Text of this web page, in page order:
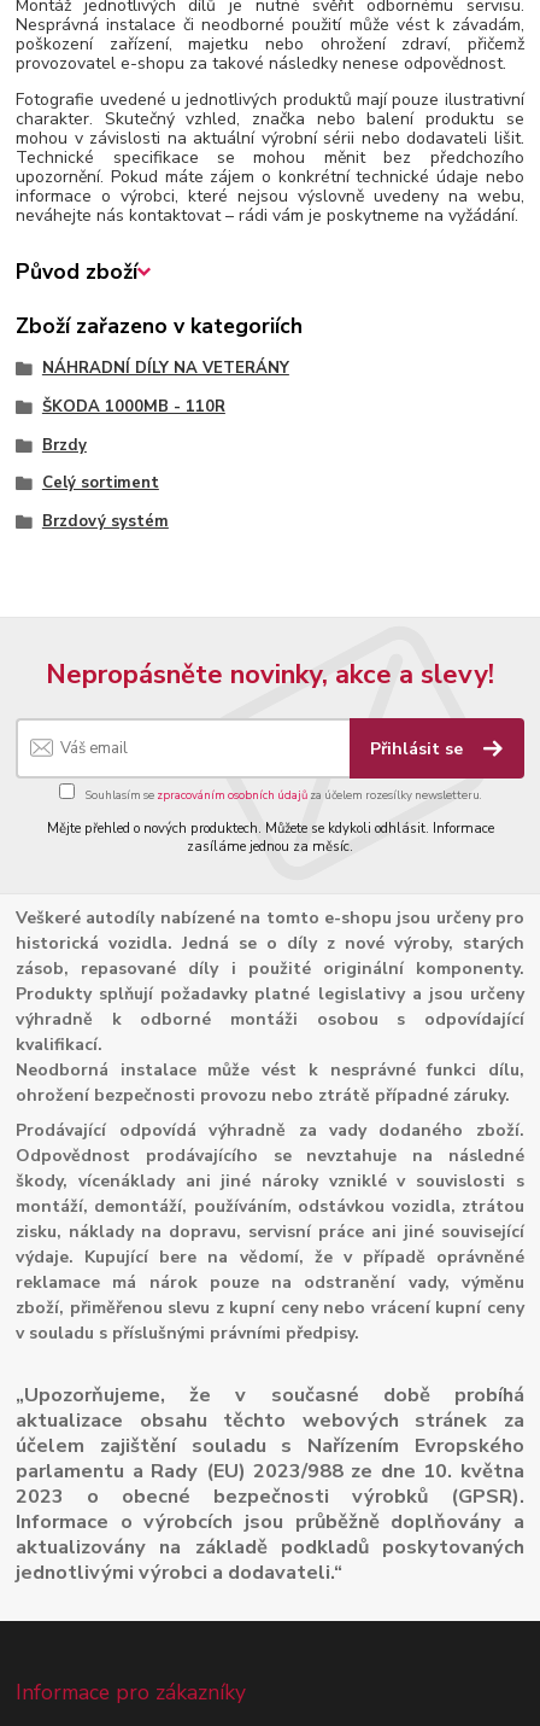
Montáž jednotlivých dílů je nutné svěřit odbornému servisu.
Nesprávná instalace či neodborné použití může vést k závadám,
poškození zařízení, majetku nebo ohrožení zdraví, přičemž
provozovatel e-shopu za takové následky nenese odpovědnost.
Fotografie uvedené u jednotlivých produktů mají pouze ilustrativní
charakter. Skutečný vzhled, značka nebo balení produktu se
mohou v závislosti na aktuální výrobní sérii nebo dodavateli lišit.
Technické specifikace se mohou měnit bez předchozího
upozornění. Pokud máte zájem o konkrétní technické údaje nebo
informace o výrobci, které nejsou výslovně uvedeny na webu,
neváhejte nás kontaktovat – rádi vám je poskytneme na vyžádání.
Původ zboží
Zboží zařazeno v kategoriích
NÁHRADNÍ DÍLY NA VETERÁNY
ŠKODA 1000MB - 110R
Brzdy
Celý sortiment
Brzdový systém
Nepropásněte novinky, akce a slevy!
Přihlásit se
Souhlasím se zpracováním osobních údajůza účelem rozesílky newsletteru.
Mějte přehled o nových produktech. Můžete se kdykoli odhlásit. Informace
zasíláme jednou za měsíc.
Veškeré autodíly nabízené na tomto e-shopu jsou určeny pro
historická vozidla. Jedná se o díly z nové výroby, starých
zásob, repasované díly i použité originální komponenty.
Produkty splňují požadavky platné legislativy a jsou určeny
výhradně k odborné montáži osobou s odpovídající
kvalifikací.
Neodborná instalace může vést k nesprávné funkci dílu,
ohrožení bezpečnosti provozu nebo ztrátě případné záruky.
Prodávající odpovídá výhradně za vady dodaného zboží.
Odpovědnost prodávajícího se nevztahuje na následné
škody, vícenáklady ani jiné nároky vzniklé v souvislosti s
montáží, demontáží, používáním, odstávkou vozidla, ztrátou
zisku, náklady na dopravu, servisní práce ani jiné související
výdaje. Kupující bere na vědomí, že v případě oprávněné
reklamace má nárok pouze na odstranění vady, výměnu
zboží, přiměřenou slevu z kupní ceny nebo vrácení kupní ceny
v souladu s příslušnými právními předpisy.
„Upozorňujeme, že v současné době probíhá
aktualizace obsahu těchto webových stránek za
účelem zajištění souladu s Nařízením Evropského
parlamentu a Rady (EU) 2023/988 ze dne 10. května
2023 o obecné bezpečnosti výrobků (GPSR).
Informace o výrobcích jsou průběžně doplňovány a
aktualizovány na základě podkladů poskytovaných
jednotlivými výrobci a dodavateli.“
Informace pro zákazníky